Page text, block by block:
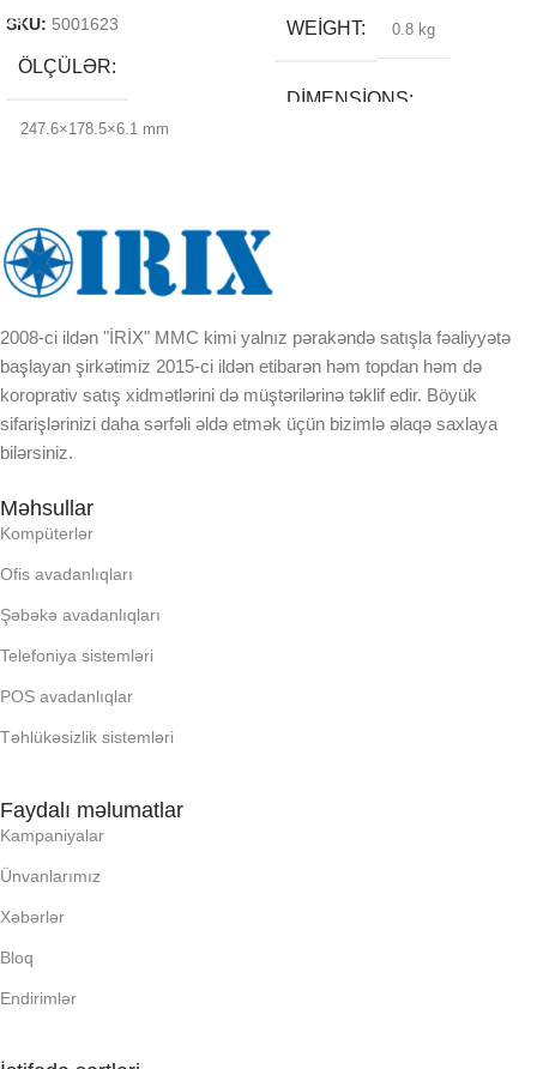
SKU: 5001623
ÖLÇÜLƏR
247.6×178.5×6.1 mm
WEIGHT 0.8 kg
DIMENSIONS
EKRAN
KORPUSUN RNGI:
2008-ci ildən "İRİX" MMC kimi yalnız pərakəndə satışla fəaliyyətə
başlayan şirkətimiz 2015-ci ildən etibarən həm topdan həm də
koroprativ satış xidmətlərini də müştərilərinə təklif edir. Böyük
sifarişlərinizi daha sərfəli əldə etmək üçün bizimlə əlaqə saxlaya
bilərsiniz.
Məhsullar
Kompüterlər
Ofis avadanlıqları
Şəbəkə avadanlıqları
Telefoniya sistemləri
POS avadanlıqlar
Təhlükəsizlik sistemləri
Faydalı məlumatlar
Kampaniyalar
Ünvanlarımız
Xəbərlər
Bloq
Endirimlər